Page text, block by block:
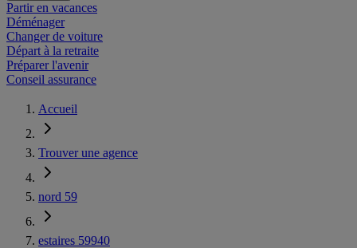
Partir en vacances
Déménager
Changer de voiture
Départ à la retraite
Préparer l'avenir
Conseil assurance
Accueil
Trouver une agence
nord 59
estaires 59940